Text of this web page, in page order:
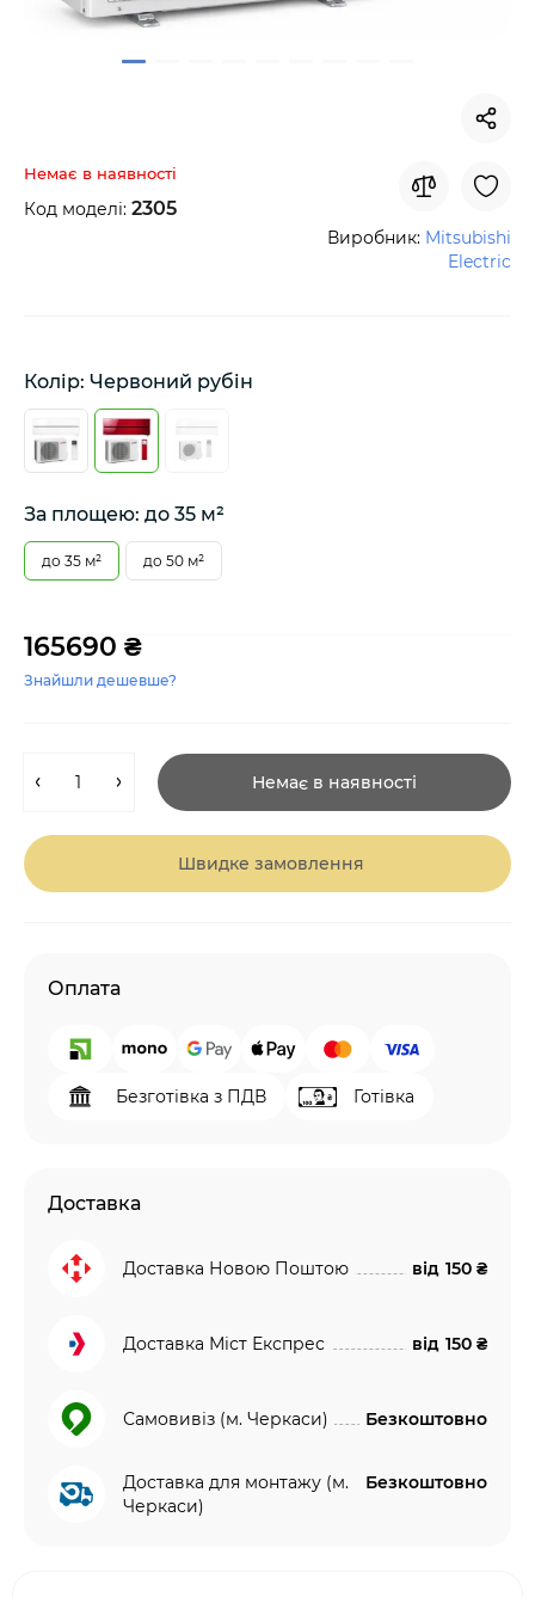
Немає в наявності
Код моделі: 2305
Виробник: Mitsubishi
Electric
Колір: Червоний рубін
За площею: до 35 м²
до 35 м² до 50 м²
165690 ₴
Знайшли дешевше?
Немає в наявності
Швидке замовлення
Оплата
Безготівка з ПДВ Готівка
Доставка
Доставка Новою Поштою від 150 ₴
Доставка Міст Експрес від 150 ₴
Самовивіз (м. Черкаси) Безкоштовно
Доставка для монтажу (м.
Черкаси)
Безкоштовно